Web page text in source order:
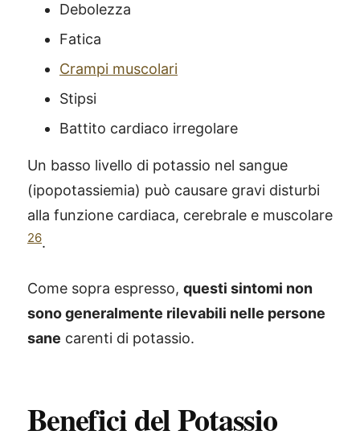
Debolezza
Fatica
Crampi muscolari
Stipsi
Battito cardiaco irregolare
Un basso livello di potassio nel sangue
(ipopotassiemia) può causare gravi disturbi
alla funzione cardiaca, cerebrale e muscolare
26.
Come sopra espresso, questi sintomi non
sono generalmente rilevabili nelle persone
sane carenti di potassio.
Benefici del Potassio